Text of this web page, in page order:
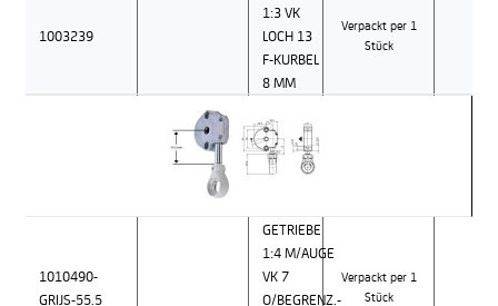
1003239
1:3 VK
LOCH 13
F-KURBEL
8 MM
Verpackt per 1
Stück
1010490-
GRIJS-55.5
GETRIEBE
1:4 M/AUGE
VK 7
O/BEGRENZ.-
Verpackt per 1
Stück